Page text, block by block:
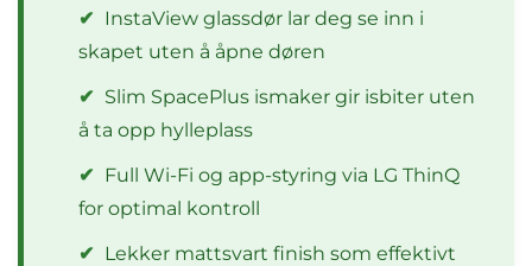
✔ InstaView glassdør lar deg se inn i
skapet uten å åpne døren
✔ Slim SpacePlus ismaker gir isbiter uten
å ta opp hylleplass
✔ Full Wi-Fi og app-styring via LG ThinQ
for optimal kontroll
✔ Lekker mattsvart finish som effektivt